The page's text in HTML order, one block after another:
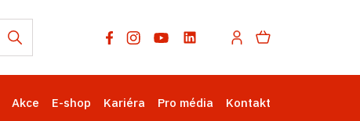
Akce E-shop Kariéra Pro média Kontakt